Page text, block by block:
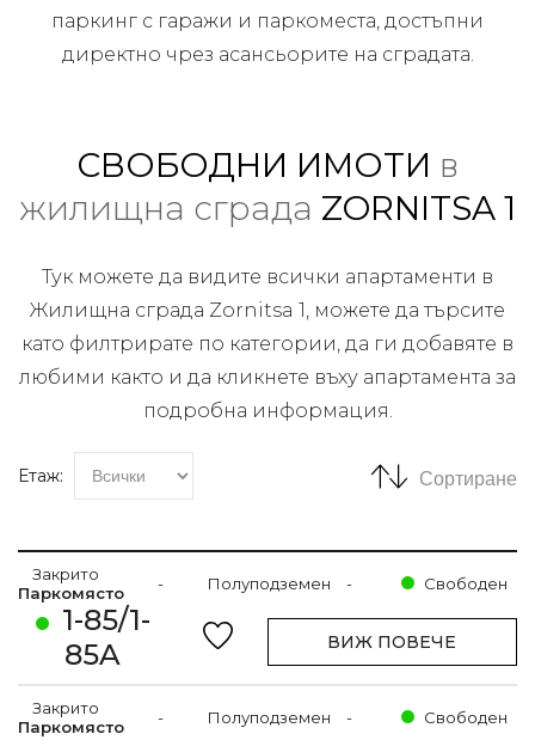
паркинг с гаражи и паркоместа, достъпни
директно чрез асансьорите на сградата.
СВОБОДНИ ИМОТИ в
жилищна сграда ZORNITSA 1
Тук можете да видите всички апартаменти в
Жилищна сграда Zornitsa 1, можете да търсите
като филтрирате по категории, да ги добавяте в
любими както и да кликнете въху апартамента за
подробна информация.
Етаж: Сортиране
1-85/1-
85A
Закрито
Паркомясто
- Полуподземен - Свободен
ВИЖ ПОВЕЧЕ
Закрито
Паркомясто
- Полуподземен - Свободен